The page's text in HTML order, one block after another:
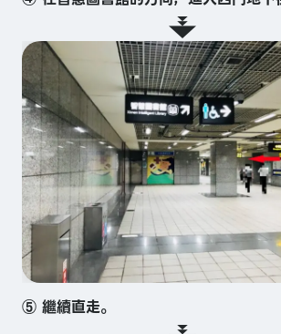
⑤ 繼續直走。